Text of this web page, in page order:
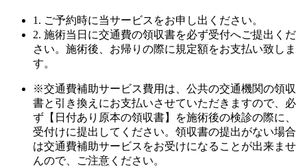
1. ご予約時に当サービスをお申し出ください。
2. 施術当日に交通費の領収書を必ず受付へご提出くだ
さい。施術後、お帰りの際に規定額をお支払い致しま
す。
※交通費補助サービス費用は、公共の交通機関の領収
書と引き換えにお支払いさせていただきますので、必
ず【日付あり原本の領収書】を施術後の検診の際に、
受付けに提出してください。領収書の提出がない場合
は交通費補助サービスをお受けになることが出来ませ
んので、ご注意ください。